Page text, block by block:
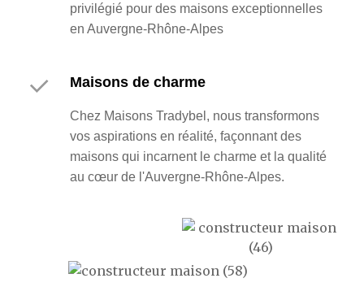
privilégié pour des maisons exceptionnelles
en Auvergne-Rhône-Alpes
Maisons de charme
Chez Maisons Tradybel, nous transformons
vos aspirations en réalité, façonnant des
maisons qui incarnent le charme et la qualité
au cœur de l'Auvergne-Rhône-Alpes.